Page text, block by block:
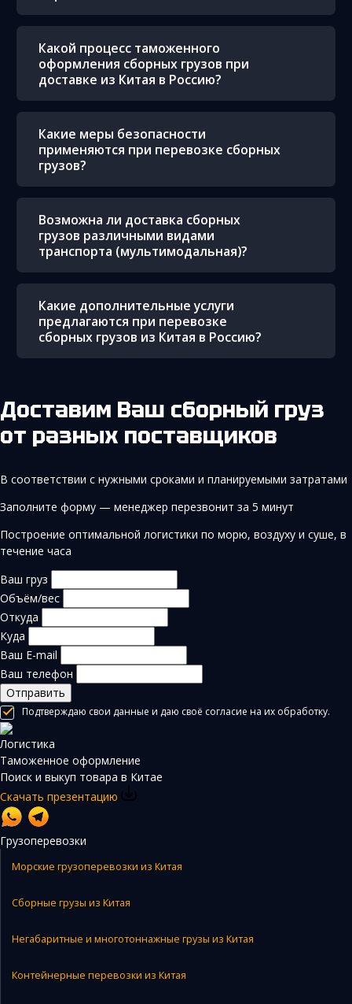
Какой процесс таможенного
оформления сборных грузов при
доставке из Китая в Россию?
Какие меры безопасности
применяются при перевозке сборных
грузов?
Возможна ли доставка сборных
грузов различными видами
транспорта (мультимодальная)?
Какие дополнительные услуги
предлагаются при перевозке
сборных грузов из Китая в Россию?
Доставим Ваш сборный груз
от разных поставщиков
В соответствии с нужными сроками и планируемыми затратами
Заполните форму — менеджер перезвонит за 5 минут
Построение оптимальной логистики по морю, воздуху и суше, в
течение часа
Ваш груз
Объём/вес
Откуда
Куда
Ваш E-mail
Ваш телефон
Отправить
Подтверждаю свои данные и даю своё согласие на их обработку.
Логистика
Таможенное оформление
Поиск и выкуп товара в Китае
Скачать презентацию
Грузоперевозки
Морские грузоперевозки из Китая
Сборные грузы из Китая
Негабаритные и многотоннажные грузы из Китая
Контейнерные перевозки из Китая